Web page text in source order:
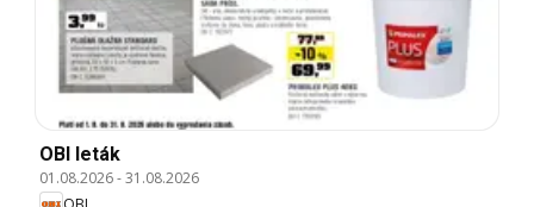
OBI leták
01.08.2026-31.08.2026